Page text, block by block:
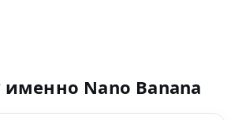
Nano Banana